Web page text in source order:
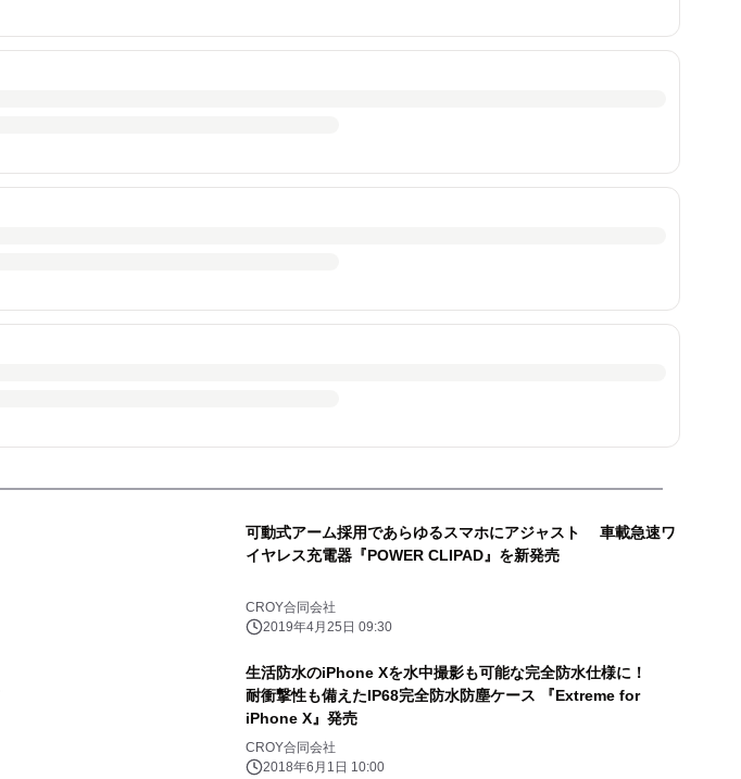
可動式アーム採用であらゆるスマホにアジャスト 車載急速ワ
イヤレス充電器『POWER CLIPAD』を新発売
CROY合同会社
2019年4月25日 09:30
生活防水のiPhone Xを水中撮影も可能な完全防水仕様に！
耐衝撃性も備えたIP68完全防水防塵ケース 『Extreme for
iPhone X』発売
CROY合同会社
2018年6月1日 10:00